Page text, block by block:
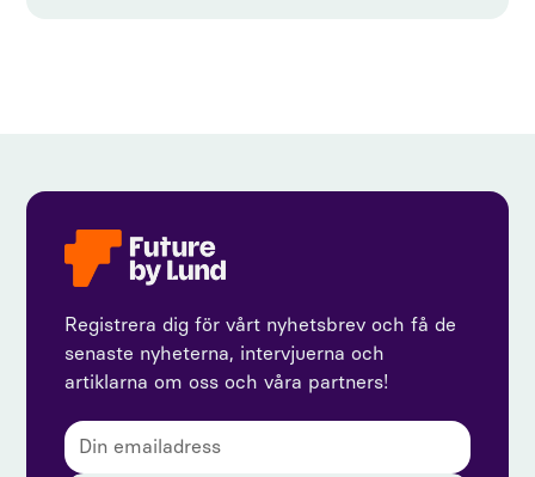
Registrera dig för vårt nyhetsbrev och få de
senaste nyheterna, intervjuerna och
artiklarna om oss och våra partners!